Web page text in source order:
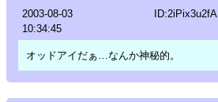
2003-08-03
10:34:45
ID:2iPix3u2fA
オッドアイだぁ…なんか神秘的。